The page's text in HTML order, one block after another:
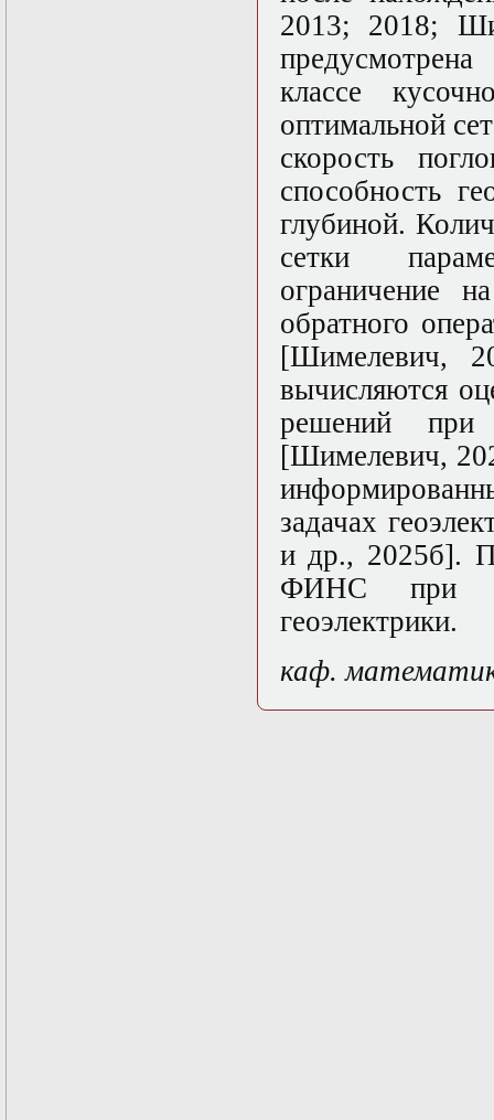
2013; 2018;
предусмотрена
классе
оптимальной
скорость
способность
глубиной.
сетки
ограничение
обратного
[Шимелевич,
вычисляются
решений при
[Шимелевич,
задачах
и др., 2025б].
ФИНС при
геоэлектрики.
каф.